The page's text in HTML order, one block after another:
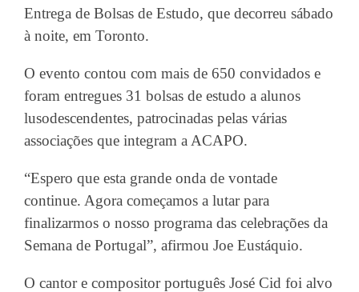
Entrega de Bolsas de Estudo, que decorreu sábado
à noite, em Toronto.
O evento contou com mais de 650 convidados e
foram entregues 31 bolsas de estudo a alunos
lusodescendentes, patrocinadas pelas várias
associações que integram a ACAPO.
“Espero que esta grande onda de vontade
continue. Agora começamos a lutar para
finalizarmos o nosso programa das celebrações da
Semana de Portugal”, afirmou Joe Eustáquio.
O cantor e compositor português José Cid foi alvo